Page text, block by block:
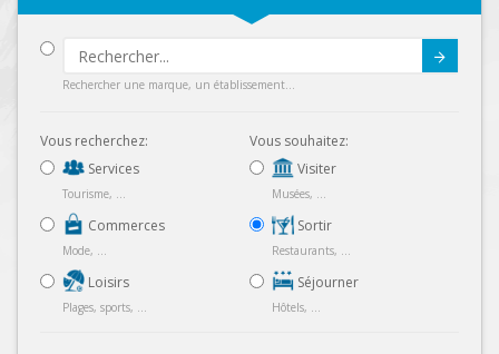
Rechercher une marque, un établissement...
Vous recherchez:
Services
Tourisme, ...
Commerces
Mode, ...
Loisirs
Plages, sports, ...
Vous souhaitez:
Visiter
Musées, ...
Sortir
Restaurants, ...
Séjourner
Hôtels, ...